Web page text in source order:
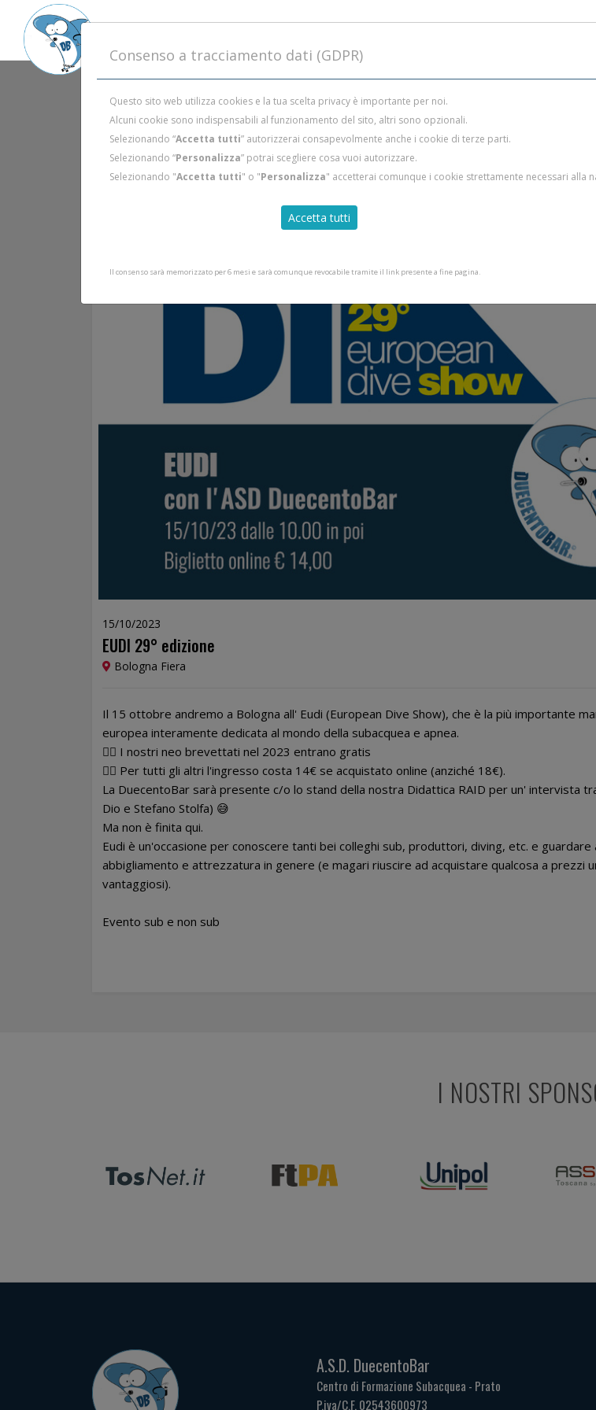
15/10/2023
EUDI 29° edizione
Bologna Fiera
Il 15 ottobre andremo a Bologna all' Eudi (European Dive Show), che è la più importante
europea interamente dedicata al mondo della subacquea e apnea.
👉🏻 I nostri neo brevettati nel 2023 entrano gratis
👉🏻 Per tutti gli altri l'ingresso costa 14€ se acquistato online (anziché 18€).
La DuecentoBar sarà presente c/o lo stand della nostra Didattica RAID per un' intervista
Dio e Stefano Stolfa) 😅
Ma non è finita qui.
Eudi è un'occasione per conoscere tanti bei colleghi sub, produttori, diving, etc. e guardare
abbigliamento e attrezzatura in genere (e magari riuscire ad acquistare qualcosa a prezzi
vantaggiosi).
Evento sub e non sub
I NOSTRI
A.S.D. DuecentoBar
Centro di Formazione Subacquea - Prato
P.iva/C.F. 02543600973
Consenso a tracciamento dati (GDPR)
Questo sito web utilizza cookies e la tua scelta privacy è importante per noi.
Alcuni cookie sono indispensabili al funzionamento del sito, altri sono opzionali.
Selezionando “Accetta tutti” autorizzerai consapevolmente anche i cookie di terze parti.
Selezionando “Personalizza” potrai scegliere cosa vuoi autorizzare.
Selezionando "Accetta tutti" o "Personalizza" accetterai comunque i cookie strettamente necessari alla
Accetta tutti
Il consenso sarà memorizzato per 6 mesi e sarà comunque revocabile tramite il link presente a fine pagina.